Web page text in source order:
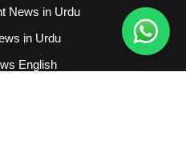
News in Urdu
in Urdu
English